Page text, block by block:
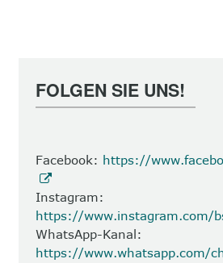
FOLGEN SIE UNS!
Facebook: https://
Instagram:
https://www.instagram.com/
WhatsApp-Kanal:
https://www.whatsapp.com/